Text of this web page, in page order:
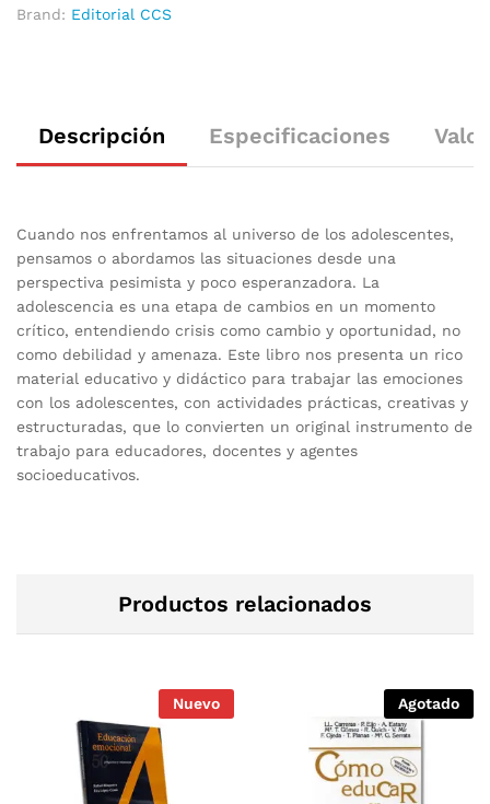
Brand: Editorial CCS
Descripción Especificaciones
Cuando nos enfrentamos al universo de los adolescentes,
pensamos o abordamos las situaciones desde una
perspectiva pesimista y poco esperanzadora. La
adolescencia es una etapa de cambios en un momento
crítico, entendiendo crisis como cambio y oportunidad, no
como debilidad y amenaza. Este libro nos presenta un rico
material educativo y didáctico para trabajar las emociones
con los adolescentes, con actividades prácticas, creativas y
estructuradas, que lo convierten un original instrumento de
trabajo para educadores, docentes y agentes
socioeducativos.
Productos relacionados
Nuevo Agotado